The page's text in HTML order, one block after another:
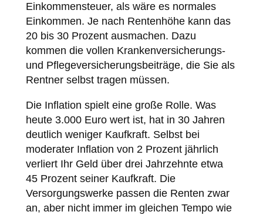
Einkommensteuer, als wäre es normales
Einkommen. Je nach Rentenhöhe kann das
20 bis 30 Prozent ausmachen. Dazu
kommen die vollen Krankenversicherungs-
und Pflegeversicherungsbeiträge, die Sie als
Rentner selbst tragen müssen.
Die Inflation spielt eine große Rolle. Was
heute 3.000 Euro wert ist, hat in 30 Jahren
deutlich weniger Kaufkraft. Selbst bei
moderater Inflation von 2 Prozent jährlich
verliert Ihr Geld über drei Jahrzehnte etwa
45 Prozent seiner Kaufkraft. Die
Versorgungswerke passen die Renten zwar
an, aber nicht immer im gleichen Tempo wie